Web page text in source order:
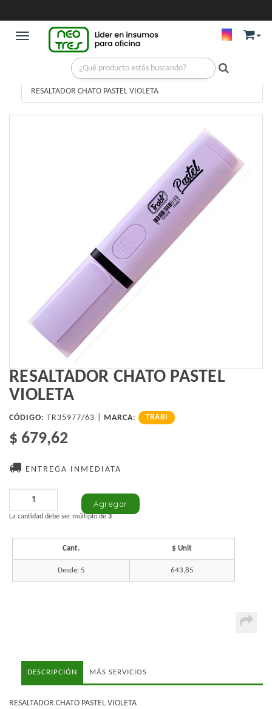
Toggle navigation
/RESALTADORES /
RESALTADOR CHATO PASTEL VIOLETA
RESALTADOR CHATO PASTEL
VIOLETA
CÓDIGO: TR35977/63 | MARCA: TRABI
$ 679,62
ENTREGA INMEDIATA
La cantidad debe ser múltiplo de 3
Cant. $ Unit
Desde: 5 643,85
DESCRIPCIÓN MÁS SERVICIOS
RESALTADOR CHATO PASTEL VIOLETA